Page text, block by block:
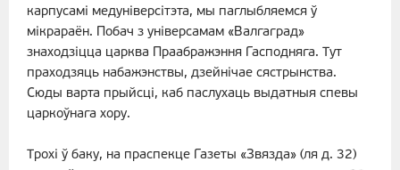
карпусамі медуніверсітэта, мы паглыбляемся ў
мікрараён. Побач з універсамам «Валгаград»
знаходзіцца царква Праабражэння Гасподняга. Тут
праходзяць набажэнствы, дзейнічае сястрынства.
Сюды варта прыйсці, каб паслухаць выдатныя спевы
царкоўнага хору.
Трохі ў баку, на праспекце Газеты «Звязда» (ля д. 32)